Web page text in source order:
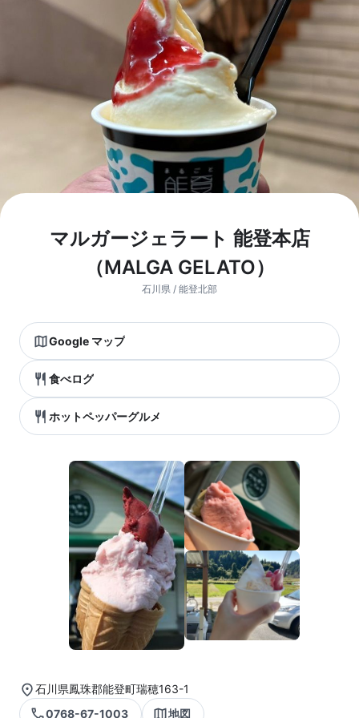
マルガージェラート 能登本店
（MALGA GELATO）
石川県 / 能登北部
Google マップ
食べログ
ホットペッパーグルメ
石川県鳳珠郡能登町瑞穂163-1
0768-67-1003
地図